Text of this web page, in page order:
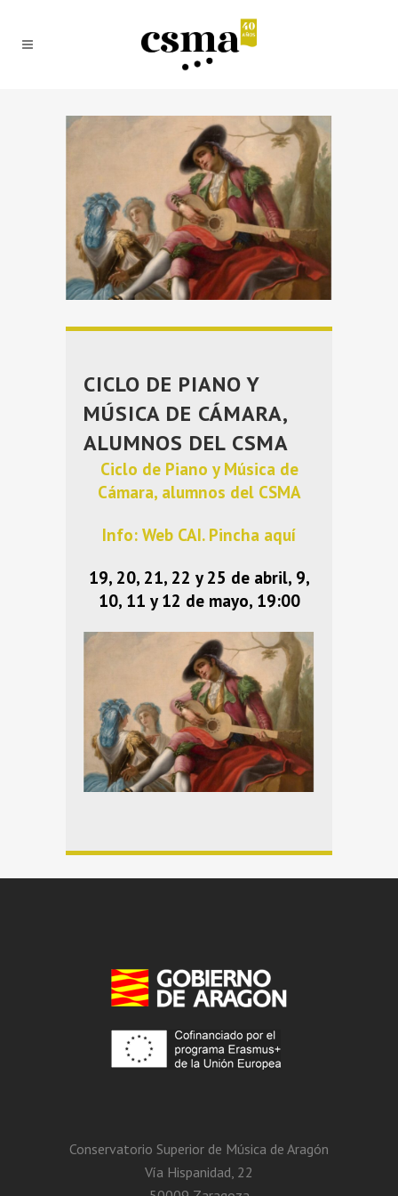
CICLO DE PIANO Y
MÚSICA DE CÁMARA,
ALUMNOS DEL CSMA
Ciclo de Piano y Música de
Cámara, alumnos del CSMA
Info: Web CAI. Pincha aquí
19, 20, 21, 22 y 25 de abril, 9,
10, 11 y 12 de mayo, 19:00
Conservatorio Superior de Música de Aragón
Vía Hispanidad, 22